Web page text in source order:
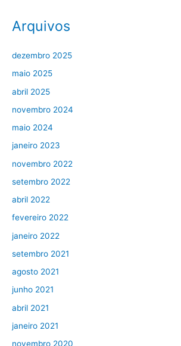
Arquivos
dezembro 2025
maio 2025
abril 2025
novembro 2024
maio 2024
janeiro 2023
novembro 2022
setembro 2022
abril 2022
fevereiro 2022
janeiro 2022
setembro 2021
agosto 2021
junho 2021
abril 2021
janeiro 2021
novembro 2020